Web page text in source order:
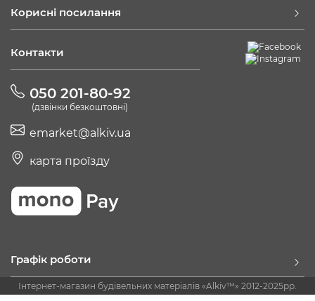
Корисні посилання
Контакти
050 201-80-92
(дзвінки безкоштовні)
emarket@alkiv.ua
карта проїзду
Графік роботи
Інтернет-магазин будівельних матеріалів «Alkiv™» 2012-2025рр.